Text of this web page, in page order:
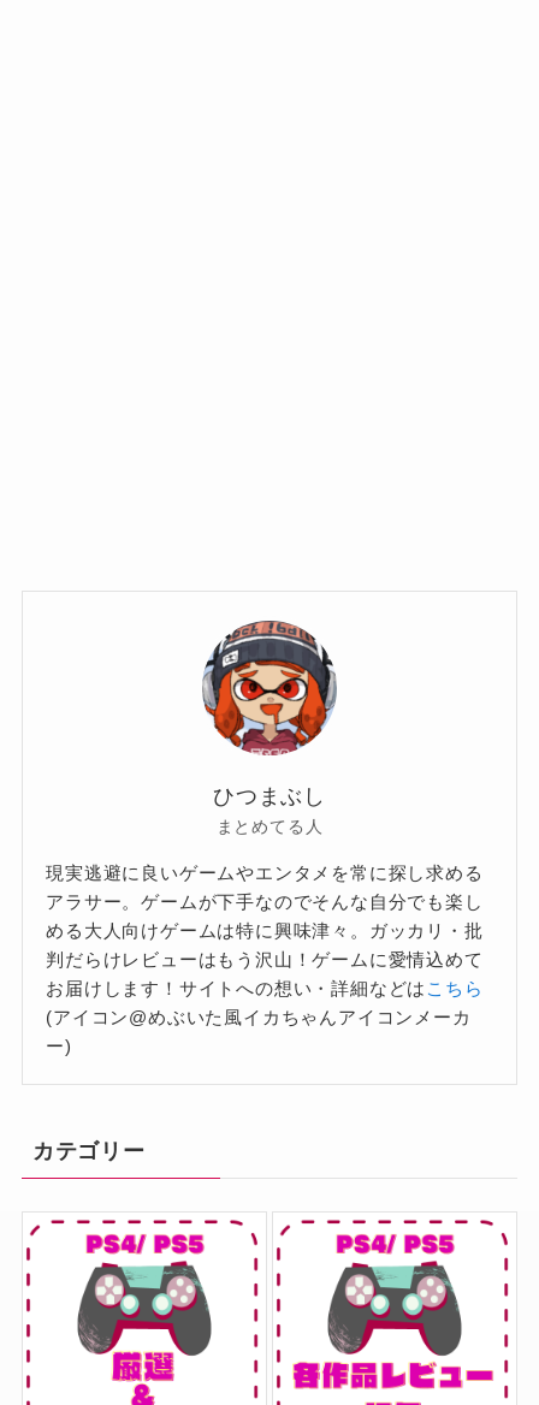
ひつまぶし
まとめてる人
現実逃避に良いゲームやエンタメを常に探し求める
アラサー。ゲームが下手なのでそんな自分でも楽し
める大人向けゲームは特に興味津々。ガッカリ・批
判だらけレビューはもう沢山！ゲームに愛情込めて
お届けします！サイトへの想い・詳細などは こちら
(アイコン@めぶいた風イカちゃんアイコンメーカ
ー)
カテゴリー